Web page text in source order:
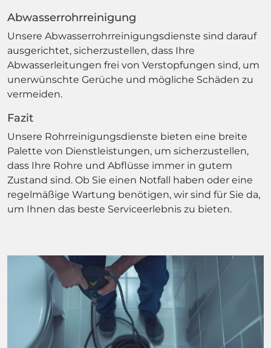
Abwasserrohrreinigung
Unsere Abwasserrohrreinigungsdienste sind darauf
ausgerichtet, sicherzustellen, dass Ihre
Abwasserleitungen frei von Verstopfungen sind, um
unerwünschte Gerüche und mögliche Schäden zu
vermeiden.
Fazit
Unsere Rohrreinigungsdienste bieten eine breite
Palette von Dienstleistungen, um sicherzustellen,
dass Ihre Rohre und Abflüsse immer in gutem
Zustand sind. Ob Sie einen Notfall haben oder eine
regelmäßige Wartung benötigen, wir sind für Sie da,
um Ihnen das beste Serviceerlebnis zu bieten.